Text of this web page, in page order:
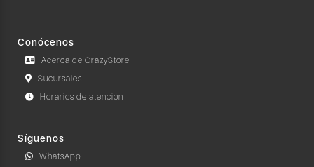
Conócenos
Acerca de CrazyStore
Sucursales
Horarios de atención
Síguenos
WhatsApp